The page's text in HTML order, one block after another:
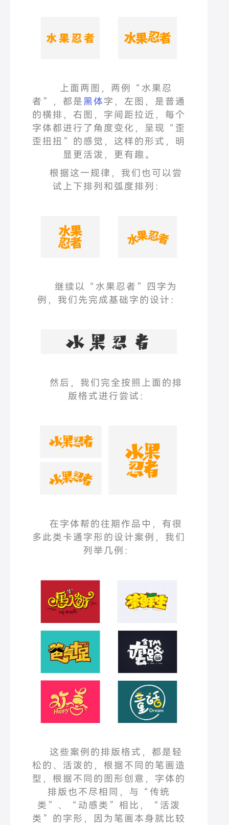
上面两图，两例 “ 水果忍
者 ” ，都是黑体字，左图，是普通
的横排，右图，字间距拉近，每个
字体都进行了角度变化，呈现 “ 歪
歪扭扭 ” 的感觉，这样的形式，明
显更活泼，更有趣。
根据这一规律，我们也可以尝
试上下排列和弧度排列：
继续以 “ 水果忍者 ” 四字为
例，我们先完成基础字的设计：
然后，我们完全按照上面的排
版格式进行尝试：
在字体帮的往期作品中，有很
多此类卡通字形的设计案例，我们
列举几例：
这些案例的排版格式，都是轻
松的、活泼的，根据不同的笔画造
型，根据不同的图形创意，字体的
排版也不尽相同，与 “传统
类 ” 、 “ 动感类 ” 相比， “ 活泼
类 ” 的字形，因为笔画本身就比较